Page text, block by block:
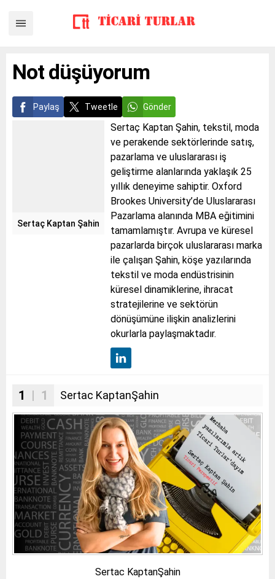
Not düşüyorum
Paylaş Tweetle Gönder
Sertaç Kaptan Şahin
Sertaç Kaptan Şahin, tekstil, moda
ve perakende sektörlerinde satış,
pazarlama ve uluslararası iş
geliştirme alanlarında yaklaşık 25
yıllık deneyime sahiptir. Oxford
Brookes University’de Uluslararası
Pazarlama alanında MBA eğitimini
tamamlamıştır. Avrupa ve küresel
pazarlarda birçok uluslararası marka
ile çalışan Şahin, köşe yazılarında
tekstil ve moda endüstrisinin
küresel dinamiklerine, ihracat
stratejilerine ve sektörün
dönüşümüne ilişkin analizlerini
okurlarla paylaşmaktadır.
1 | 1 Sertac KaptanŞahin
Sertac KaptanŞahin